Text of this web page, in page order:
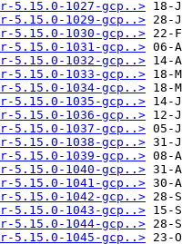
5.15.0-1027-gcp..>
5.15.0-1029-gcp..>
5.15.0-1030-gcp..>
5.15.0-1031-gcp..>
5.15.0-1032-gcp..>
5.15.0-1033-gcp..>
5.15.0-1034-gcp..>
5.15.0-1035-gcp..>
5.15.0-1036-gcp..>
5.15.0-1037-gcp..>
5.15.0-1038-gcp..>
5.15.0-1039-gcp..>
5.15.0-1040-gcp..>
5.15.0-1041-gcp..>
5.15.0-1042-gcp..>
5.15.0-1043-gcp..>
5.15.0-1044-gcp..>
5.15.0-1045-gcp..>